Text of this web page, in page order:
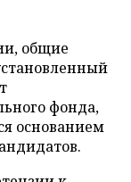
общие
фонда,
основанием